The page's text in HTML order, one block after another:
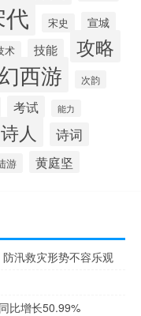
宋史 宣城
术 技能 攻略
西游 次韵
考试 能力
诗人 诗词
游 黄庭坚
汛救灾形势不容乐观
比增长50.99%